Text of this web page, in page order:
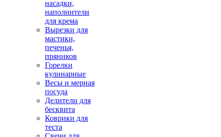
насадки,
наполнители
для крема
Вырезки для
мастики,
печенья,
пряников
Горелки
кулинарные
Весы и мерная
посуда
Делители для
бесквита
Коврики для
теста